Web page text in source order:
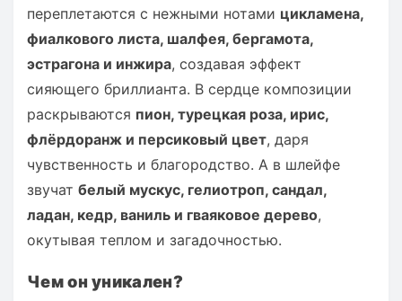
переплетаются с нежными нотами цикламена,
фиалкового листа, шалфея, бергамота,
эстрагона и инжира, создавая эффект
сияющего бриллианта. В сердце композиции
раскрываются пион, турецкая роза, ирис,
флёрдоранж и персиковый цвет, даря
чувственность и благородство. А в шлейфе
звучат белый мускус, гелиотроп, сандал,
ладан, кедр, ваниль и гваяковое дерево,
окутывая теплом и загадочностью.
Чем он уникален?